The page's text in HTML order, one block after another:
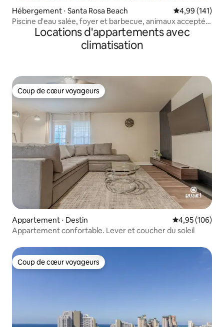
Hébergement ⋅ Santa Rosa Beach Évaluation
4,99 (141)
Piscine d'eau salée, foyer et barbecue, animaux acceptés,
près de 30ALocations d'appartements avec
climatisation
Coup de cœur voyageurs
Coup de cœur voyageurs
Appartement ⋅ Destin Évaluation
4,95 (106)
Appartement confortable. Lever et coucher du soleil
Coup de cœur voyageurs
Coup de cœur voyageurs